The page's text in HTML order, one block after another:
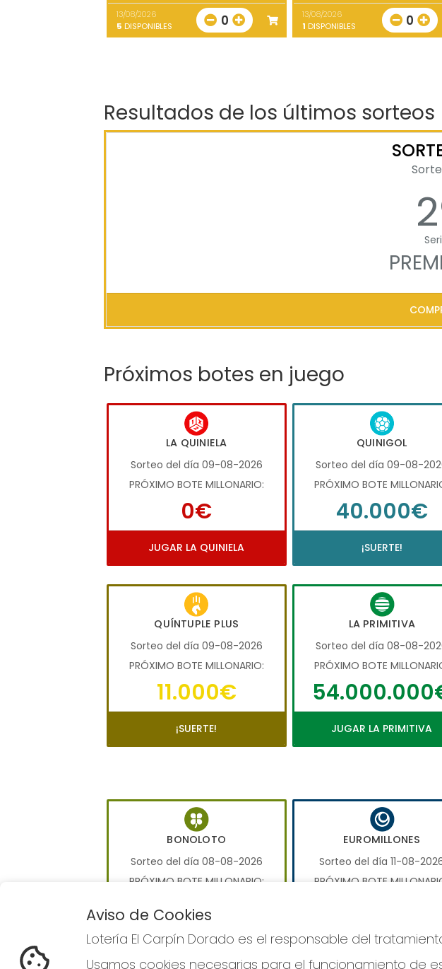
13/08/2026
5 DISPONIBLES 0
13/08/2026
1 DISPONIBLES 0
Resultados de los últimos sorteos
Próximos botes en juego
LA QUINIELA
Sorteo del día 09-08-2026
PRÓXIMO BOTE MILLONARIO:
0€
JUGAR LA QUINIELA
QUINIGOL
Sorteo del día 09-08-
PRÓXIMO BOTE
40.000€
¡SUERTE!
QUÍNTUPLE PLUS
Sorteo del día 09-08-2026
PRÓXIMO BOTE MILLONARIO:
11.000€
¡SUERTE!
LA PRIMITIVA
Sorteo del día 08-08-
PRÓXIMO BOTE
JUGAR LA PRIMITIVA
BONOLOTO
Sorteo del día 08-08-2026
PRÓXIMO BOTE MILLONARIO:
0€
JUGAR BONOLOTO
EUROMILLONES
Sorteo del día 11-08-
PRÓXIMO BOTE
JUGAR EUROMILLONES
Aviso de Cookies
Lotería El Carpín Dorado es el responsable del
Usamos cookies necesarias para el funcionamiento de